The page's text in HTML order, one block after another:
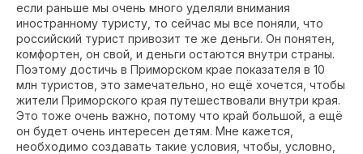
если раньше мы очень много уделяли внимания
иностранному туристу, то сейчас мы все поняли, что
российский турист привозит те же деньги. Он понятен,
комфортен, он свой, и деньги остаются внутри страны.
Поэтому достичь в Приморском крае показателя в 10
млн туристов, это замечательно, но ещё хочется, чтобы
жители Приморского края путешествовали внутри края.
Это тоже очень важно, потому что край большой, а ещё
он будет очень интересен детям. Мне кажется,
необходимо создавать такие условия, чтобы, условно,